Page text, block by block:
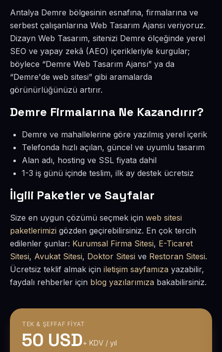
Antalya Demre bölgesinin esnafına, firmalarına ve
serbest çalışanlarına Web Tasarım Ajansı veriyoruz.
Dizayn Web Tasarım, sitenizi Demre ölçeğinde yerel
SEO ve yapay zekâ (AEO) içerikleriyle kurgular;
böylece “Demre Web Tasarım Ajansı” ya da
“Demre'de web sitesi” gibi aramalarda
görünürlüğünüzü artırır.
Demre Firmalarına Ne Kazandırır?
Demre ve mahallelerine göre yazılmış yerel içerik
Telefonda hızlı açılan, güncel ve uyumlu tasarım
Alan adı, hosting ve SSL fiyata dahil
1-3 iş günü içinde teslim, ilk ay destek ücretsiz
İlgili Paketler ve Sayfalar
Size en uygun çözümü seçmek için web sitesi
paketlerimizi gözden geçirebilirsiniz. En çok tercih
edilenler şunlar: Kurumsal Firma Sitesi, E-Ticaret
Sitesi, Avukat Sitesi, Doktor Sitesi ve Restoran Sitesi.
Ücretsiz teklif almak için iletişim sayfamıza yazabilir,
faydalı rehberler için blog yazılarımıza bakabilirsiniz.
TEK & ŞEFFAF FIYAT
50 USD+ KDV / yıl